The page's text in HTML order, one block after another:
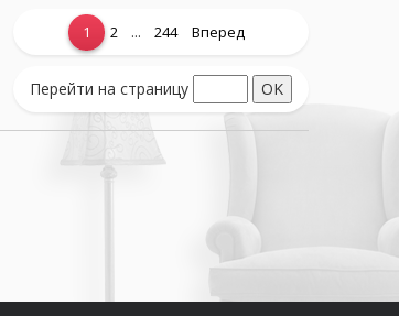
1 2 ... 244 Вперед
Перейти на страницу